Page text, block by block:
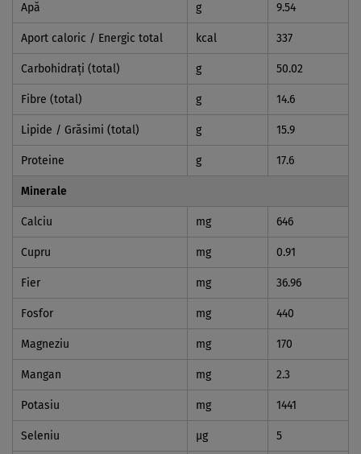
Apă g 9.54
Aport caloric / Energic total kcal 337
Carbohidraţi (total) g 50.02
Fibre (total) g 14.6
Lipide / Grăsimi (total) g 15.9
Proteine g 17.6
Minerale
Calciu mg 646
Cupru mg 0.91
Fier mg 36.96
Fosfor mg 440
Magneziu mg 170
Mangan mg 2.3
Potasiu mg 1441
Seleniu µg 5